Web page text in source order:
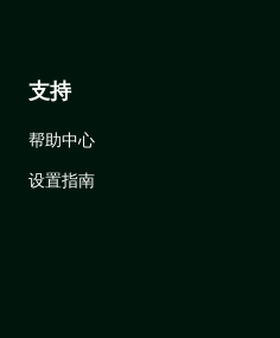
支持
帮助中心
设置指南